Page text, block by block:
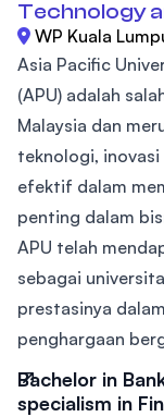
Technology
WP Kuala
Asia Pacific
(APU) adalah
Malaysia dan
teknologi,
efektif dalam
penting dalam
APU telah
sebagai
prestasinya
penghargaan
Bachelor in
specialism in